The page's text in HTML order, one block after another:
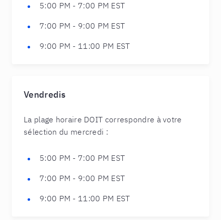
5:00 PM - 7:00 PM EST
7:00 PM - 9:00 PM EST
9:00 PM - 11:00 PM EST
Vendredis
La plage horaire DOIT correspondre à votre
sélection du mercredi :
5:00 PM - 7:00 PM EST
7:00 PM - 9:00 PM EST
9:00 PM - 11:00 PM EST